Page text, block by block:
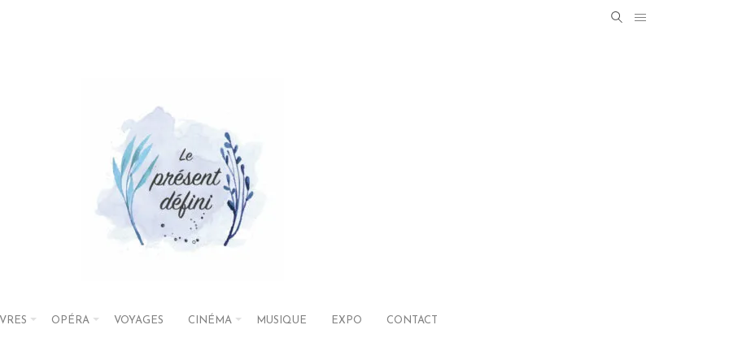
OPÉRA VOYAGES CINÉMA MUSIQUE EXPO CONTACT